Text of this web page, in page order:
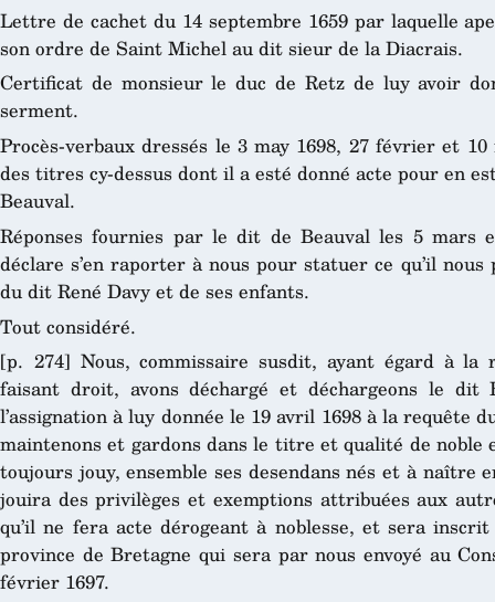
Lettre de cachet du 14 septembre 1659 par laquelle
son ordre de Saint Michel au dit sieur de la Diacrais.
Certificat de monsieur le duc de Retz de luy avoir
serment.
Procès-verbaux dressés le 3 may 1698, 27 février et
des titres cy-dessus dont il a esté donné acte pour en
Beauval.
Réponses fournies par le dit de Beauval les 5
déclare s’en raporter à nous pour statuer ce qu’il
du dit René Davy et de ses enfants.
Tout considéré.
[p. 274] Nous, commissaire susdit, ayant égard à
faisant droit, avons déchargé et déchargeons le
l’assignation à luy donnée le 19 avril 1698 à la requête
maintenons et gardons dans le titre et qualité de noble
toujours jouy, ensemble ses desendans nés et à naître
jouira des privilèges et exemptions attribuées aux
qu’il ne fera acte dérogeant à noblesse, et sera
province de Bretagne qui sera par nous envoyé au
février 1697.